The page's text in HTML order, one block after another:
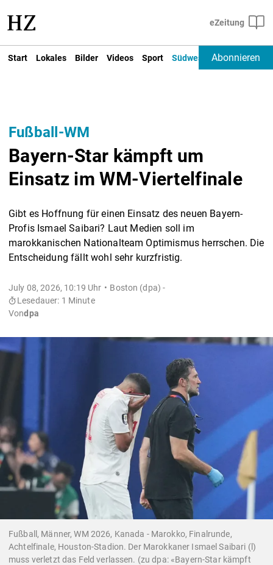
Start Lokales Bilder Videos Sport Südwest Deutschland
Abonnieren
Fußball-WM
Bayern-Star kämpft um
Einsatz im WM-Viertelfinale
Gibt es Hoffnung für einen Einsatz des neuen Bayern-
Profis Ismael Saibari? Laut Medien soll im
marokkanischen Nationalteam Optimismus herrschen. Die
Entscheidung fällt wohl sehr kurzfristig.
July 08, 2026, 10:19 Uhr
Boston (dpa) -
Lesedauer: 1 Minute
Vondpa
Fußball, Männer, WM 2026, Kanada - Marokko, Finalrunde,
Achtelfinale, Houston-Stadion. Der Marokkaner Ismael Saibari (l)
muss verletzt das Feld verlassen. (zu dpa: «Bayern-Star kämpft